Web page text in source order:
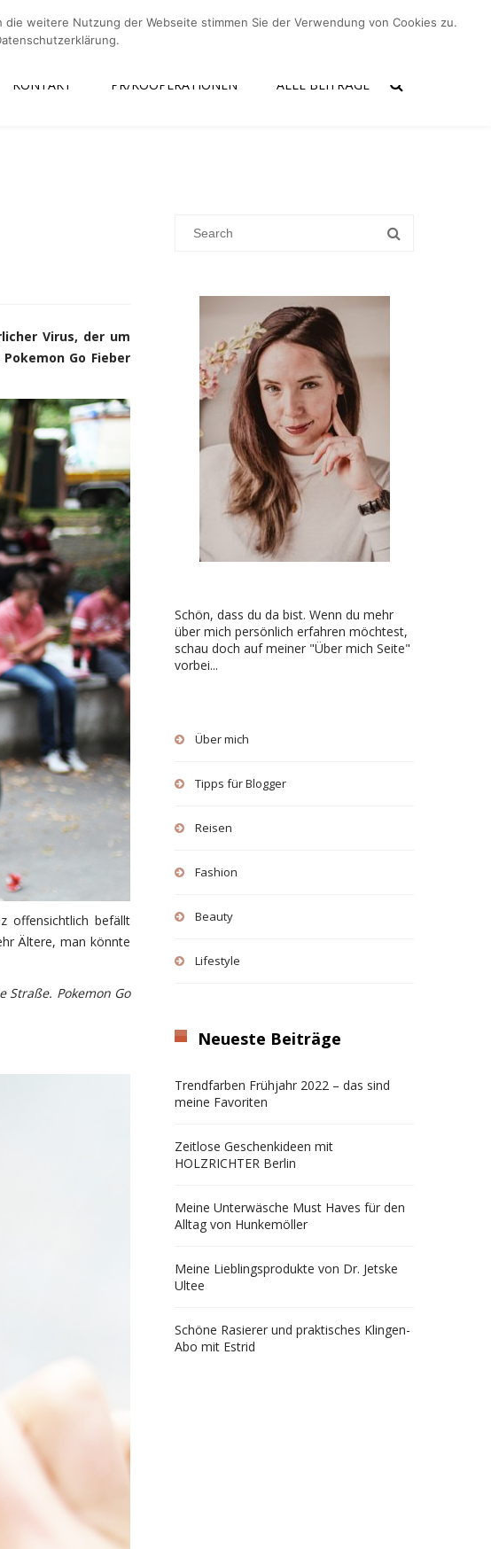
Home Über mich Kontakt PR/Kooperationen Alle Beiträge
KONTAKT PR/KOOPERATIONEN ALLE BEITRÄGE
Virus, der um
Go Fieber
offensichtlich befällt
Ältere, man könnte
Straße. Pokemon Go
Schön, dass du da bist. Wenn du mehr
über mich persönlich erfahren möchtest,
schau doch auf meiner "Über mich Seite"
vorbei...
Über mich
Tipps für Blogger
Reisen
Fashion
Beauty
Lifestyle
Neueste Beiträge
Trendfarben Frühjahr 2022 – das sind
meine Favoriten
Zeitlose Geschenkideen mit
HOLZRICHTER Berlin
Meine Unterwäsche Must Haves für den
Alltag von Hunkemöller
Meine Lieblingsprodukte von Dr. Jetske
Ultee
Schöne Rasierer und praktisches Klingen-
Abo mit Estrid
weitere Nutzung der Webseite stimmen Sie der Verwendung von Cookies zu.